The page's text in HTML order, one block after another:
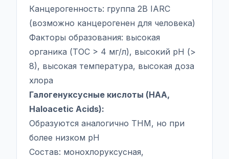
Канцерогенность: группа 2B IARC
(возможно канцерогенен для человека)
Факторы образования: высокая
органика (TOC > 4 мг/л), высокий pH (>
8), высокая температура, высокая доза
хлора
Галогенуксусные кислоты (HAA,
Haloacetic Acids):
Образуются аналогично THM, но при
более низком pH
Состав: монохлоруксусная,